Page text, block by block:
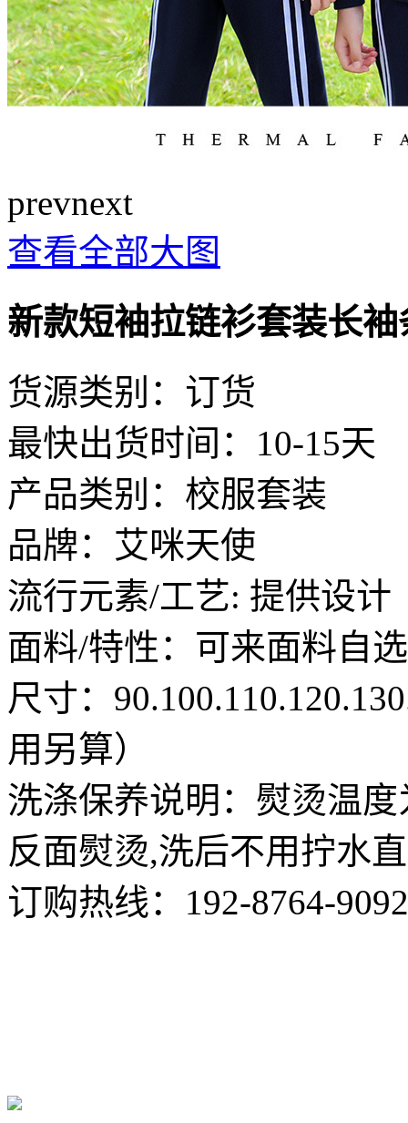
prevnext
查看全部大图
新款短袖拉链衫套装长
货源类别：订货
最快出货时间：10-15天
产品类别：校服套装
品牌：艾咪天使
流行元素/工艺: 提供设计
面料/特性：可来面料自选
尺寸：
用另算）
洗涤保养说明：熨烫温
反面熨烫,洗后不用拧水
订购热线： 192-8764-9092